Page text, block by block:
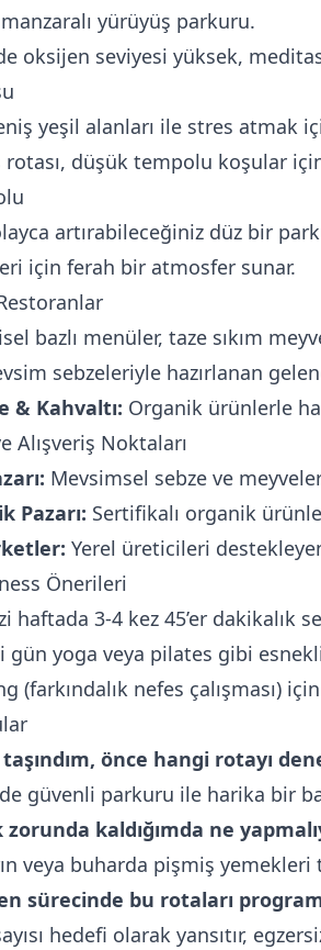
yürüyüş parkuru.
oksijen seviyesi yüksek,
yeşil alanları ile stres atmak
rotası, düşük tempolu koşular
artırabileceğiniz düz bir
için ferah bir atmosfer sunar.
bazlı menüler, taze sıkım
sebzeleriyle hazırlanan
& Kahvaltı: Organik ürünlerle
Alışveriş Noktaları
Mevsimsel sebze ve
Pazarı: Sertifikalı organik
Yerel üreticileri
Önerileri
haftada 3-4 kez 45’er dakikalık
gün yoga veya pilates gibi
(farkındalık nefes çalışması)
önce hangi rotayı
güvenli parkuru ile harika bir
zorunda kaldığımda ne
veya buharda pişmiş
sürecinde bu rotaları
hedefi olarak yansıtır,